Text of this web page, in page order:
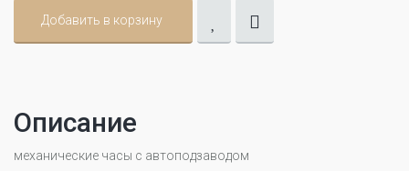
Добавить в корзину
Описание
механические часы с автоподзаводом